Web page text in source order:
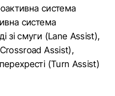
система
система
зі смуги (Lane Assist),
Assist),
(Turn Assist)